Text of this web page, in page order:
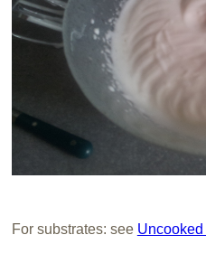
For substrates: see Uncooked